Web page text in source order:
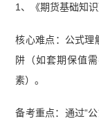
1、《期货基础知识
核心难点：公式理
阱（如套期保值
素）。
备考重点：通过“